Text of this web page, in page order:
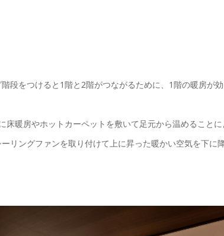
段をつけると1階と2階がつながるために、1階の暖房が
床暖房やホットカーペットを敷いて足元から温めることに
リングファンを取り付けて上に昇った暖かい空気を下に